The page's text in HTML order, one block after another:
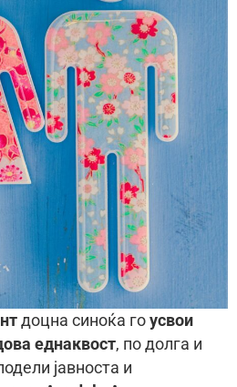
доцна синоќа го усвои
еднаквост, по долга и
јавноста и